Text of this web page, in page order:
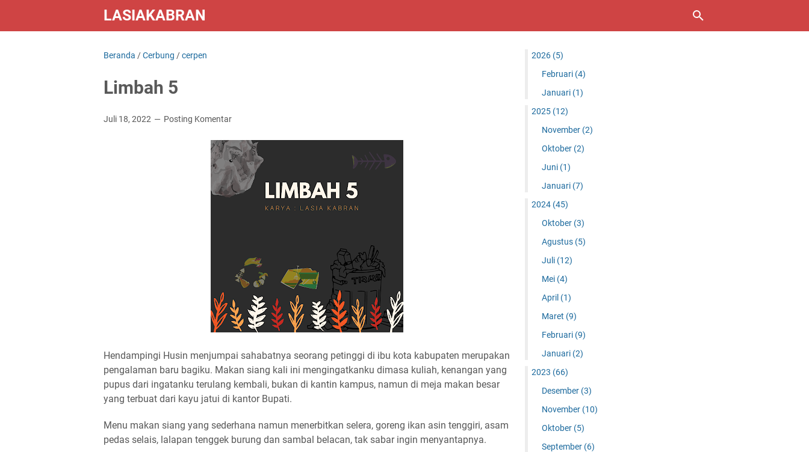
LASIAKABRAN
Beranda /Cerbung /cerpen
Limbah 5
Juli 18, 2022 Posting Komentar
Hendampingi Husin menjumpai sahabatnya seorang petinggi di ibu kota kabupaten merupakan
pengalaman baru bagiku. Makan siang kali ini mengingatkanku dimasa kuliah, kenangan yang
pupus dari ingatanku terulang kembali, bukan di kantin kampus, namun di meja makan besar
yang terbuat dari kayu jatui di kantor Bupati.
Menu makan siang yang sederhana namun menerbitkan selera, goreng ikan asin tenggiri, asam
pedas selais, lalapan tenggek burung dan sambal belacan, tak sabar ingin menyantapnya.
2026 (5)
Februari (4)
Januari (1)
2025 (12)
November (2)
Oktober (2)
Juni (1)
Januari (7)
2024 (45)
Oktober (3)
Agustus (5)
Juli (12)
Mei (4)
April (1)
Maret (9)
Februari (9)
Januari (2)
2023 (66)
Desember (3)
November (10)
Oktober (5)
September (6)